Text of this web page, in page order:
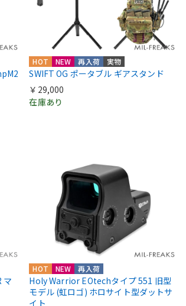
HOT NEW 再入荷 実物
SWIFT OG ポータブル ギアスタンド
￥29,000
在庫あり
マ
HOT NEW 再入荷
Holy Warrior EOtechタイプ 551 旧型
モデル (虹ロゴ) ホロサイト型ダットサ
イト